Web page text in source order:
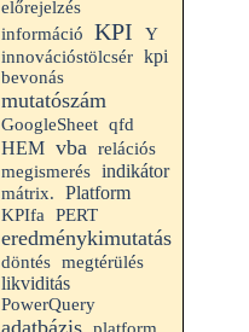
előrejelzés
információ
KPI
Y
innovációstölcsér kpi
bevonás
mutatószám
GoogleSheet qfd
HEM vba relációs
megismerés indikátor
mátrix. Platform
KPIfa PERT
eredménykimutatás
döntés megtérülés
likviditás
PowerQuery
adatbázis